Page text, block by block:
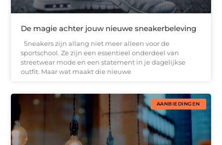
De magie achter jouw nieuwe sneakerbeleving
Sneakers zijn allang niet meer alleen voor de
sportschool. Ze zijn een essentieel onderdeel van
streetwear mode en een statement in je dagelijkse
outfit. Maar wat maakt die nieuwe
AANBIEDINGEN